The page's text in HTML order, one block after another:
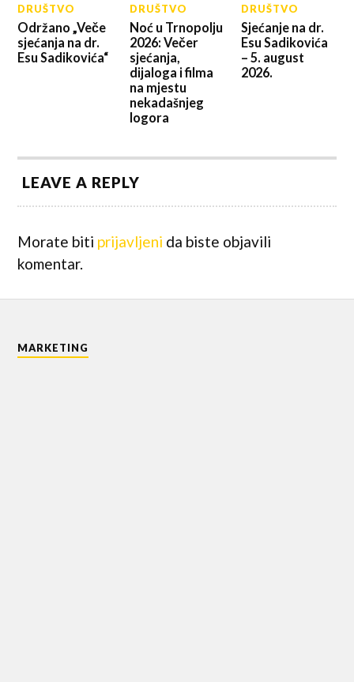
DRUŠTVO
Održano „Veče
sjećanja na dr.
Esu Sadikovića“
DRUŠTVO
Noć u Trnopolju
2026: Večer
sjećanja,
dijaloga i filma
na mjestu
nekadašnjeg
logora
DRUŠTVO
Sjećanje na dr.
Esu Sadikovića
– 5. august
2026.
LEAVE A REPLY
Morate biti prijavljeni da biste objavili
komentar.
MARKETING